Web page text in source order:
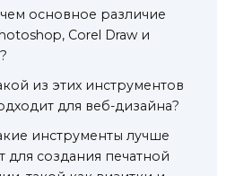
основное различие
Corel Draw и
из этих инструментов
для веб-дизайна?
инструменты лучше
для создания печатной